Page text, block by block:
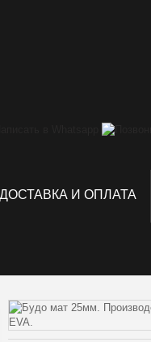
ДОСТАВКА И ОПЛАТА